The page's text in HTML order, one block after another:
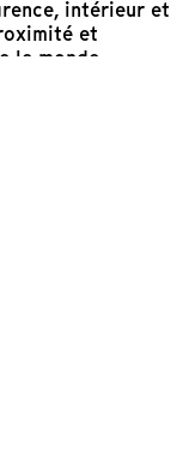
intérieur et
et
le monde